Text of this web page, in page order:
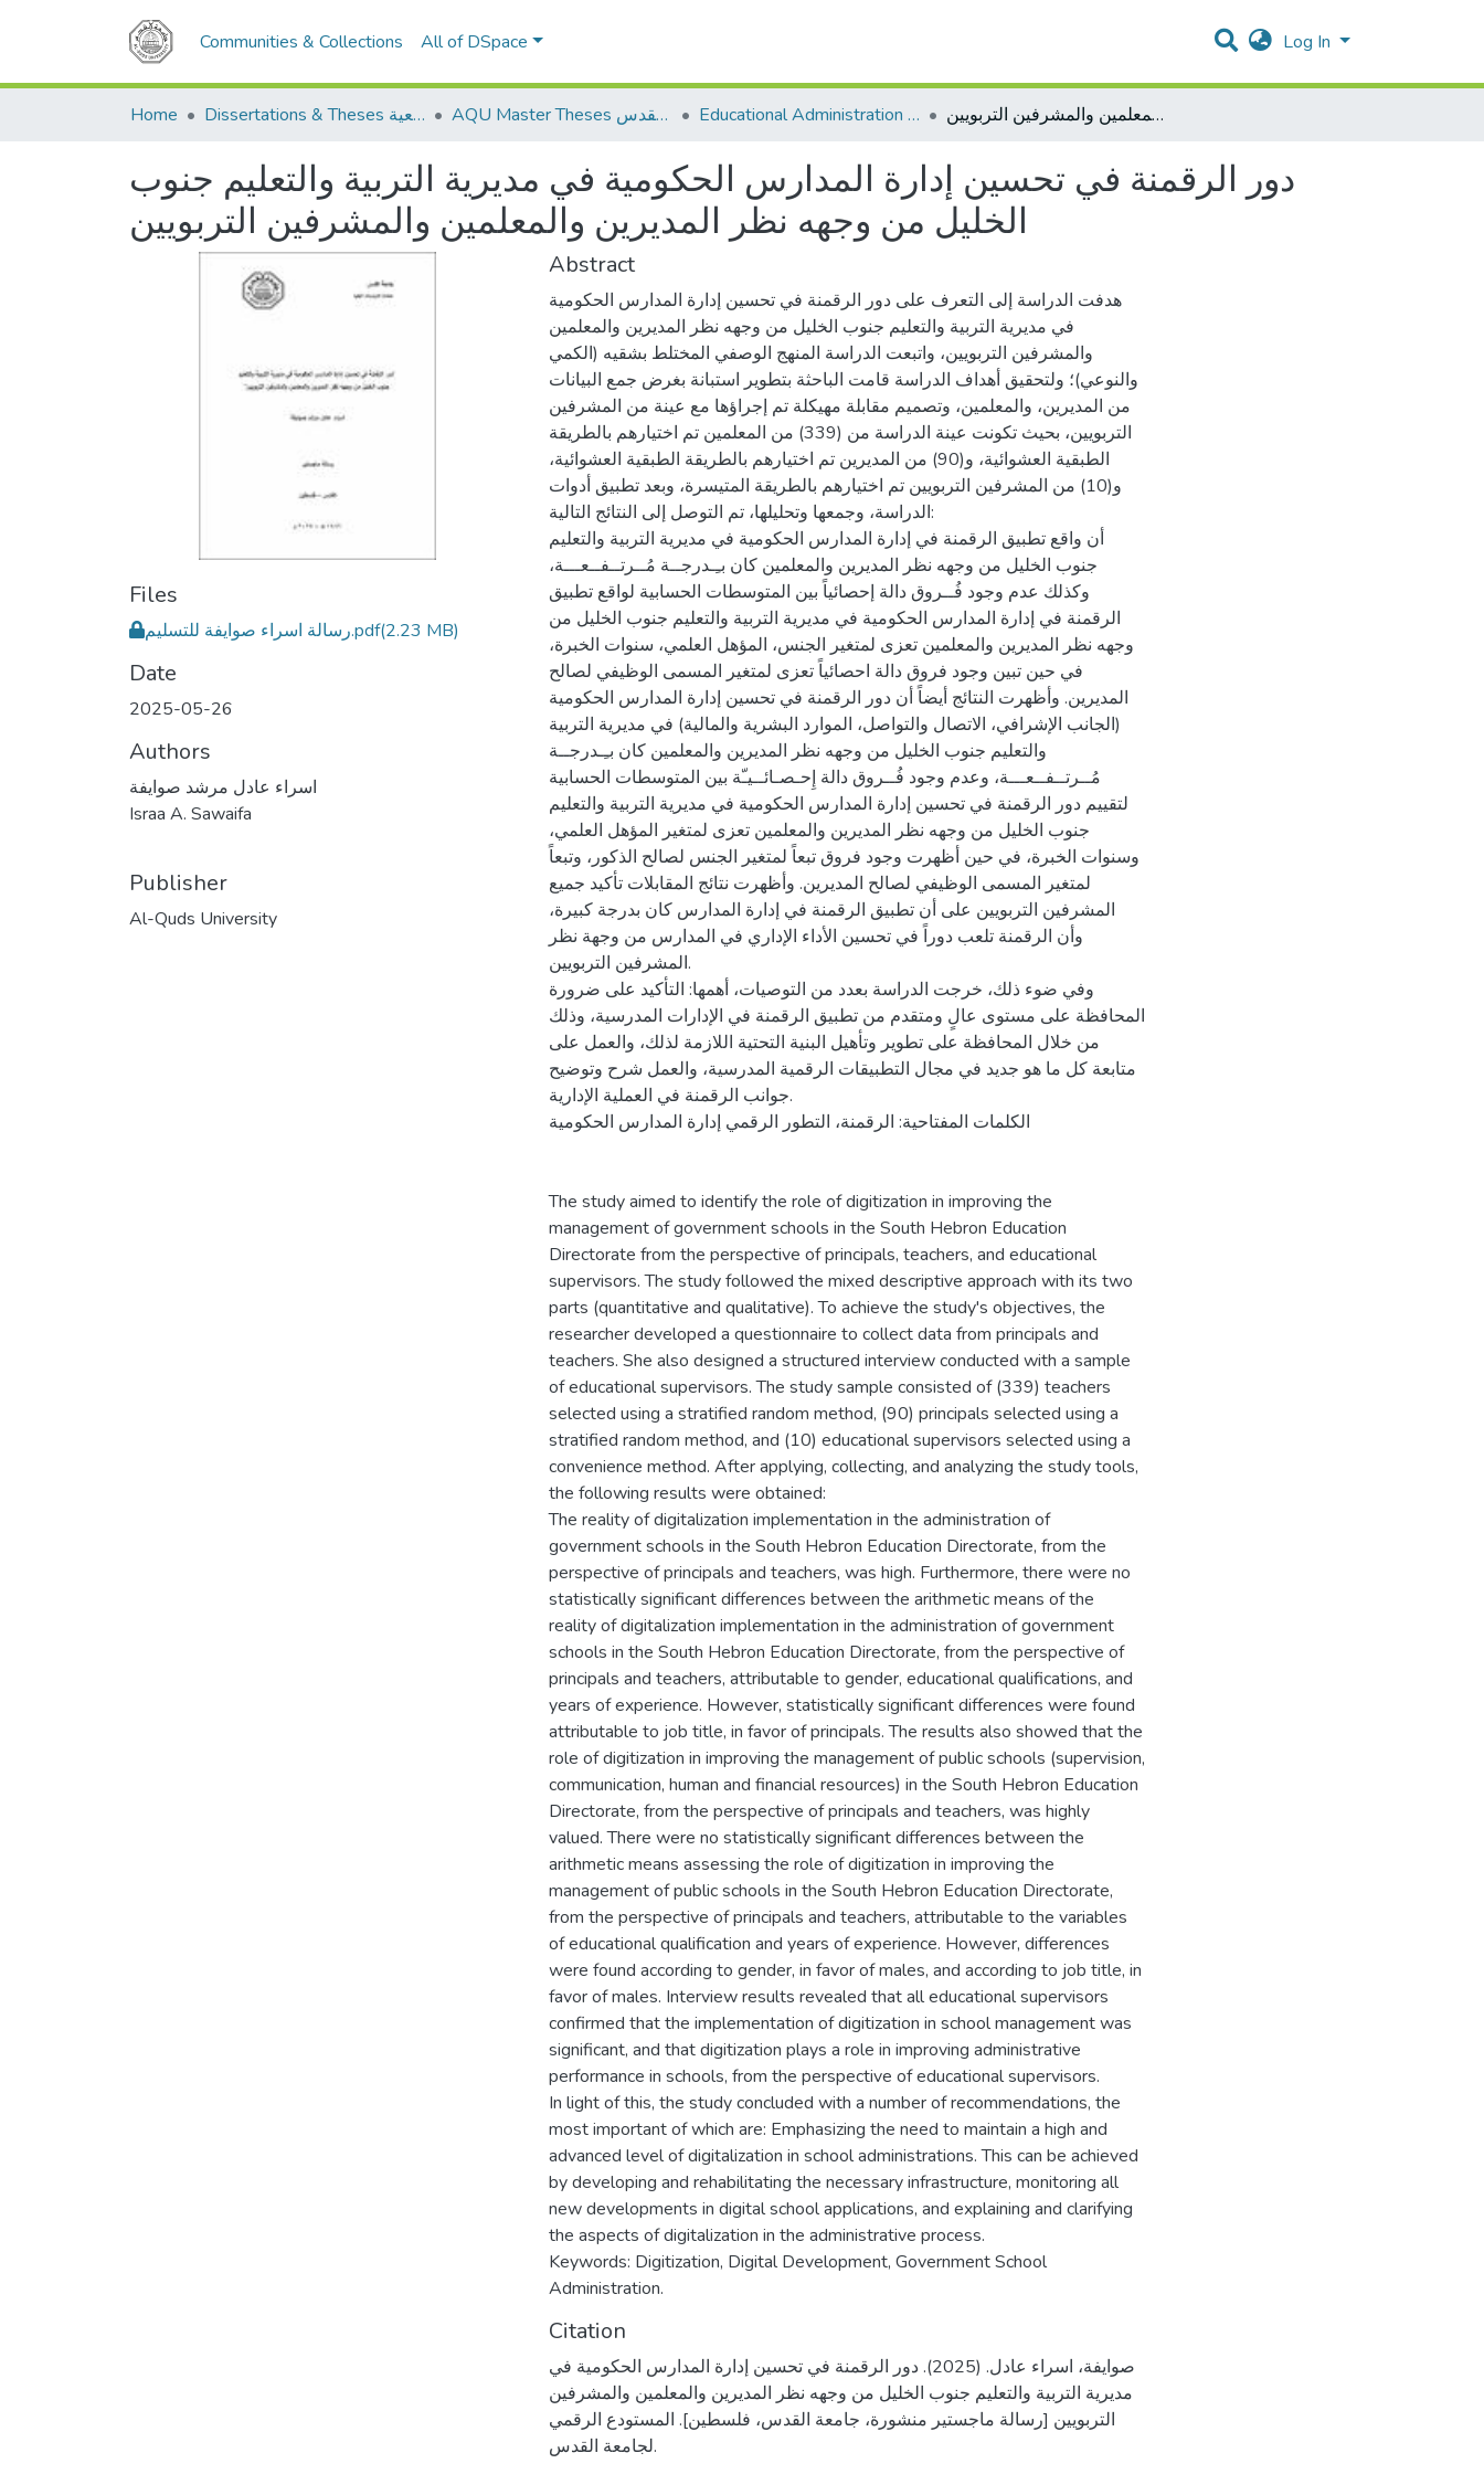
Communities & Collections All of DSpace Log In
Home Dissertations & Theses الرسائل الجامعية AQU Master Theses الرسائل الجامعية الخاصة بجامعة القدس Educational Administration الادارة التربوية دور الرقمنة في تحسين إدارة المدارس الحكومية في مديرية التربية والتعليم جنوب الخليل من وجهه نظر المديرين والمعلمين والمشرفين التربويين
دور الرقمنة في تحسين إدارة المدارس الحكومية في مديرية التربية والتعليم جنوب
الخليل من وجهه نظر المديرين والمعلمين والمشرفين التربويين
Files
رسالة اسراء صوايفة للتسليم.pdf(2.23 MB)
Date
2025-05-26
Authors
اسراء عادل مرشد صوايفة
Israa A. Sawaifa
Publisher
Al-Quds University
Abstract
هدفت الدراسة إلى التعرف على دور الرقمنة في تحسين إدارة المدارس الحكومية
في مديرية التربية والتعليم جنوب الخليل من وجهه نظر المديرين والمعلمين
والمشرفين التربويين، واتبعت الدراسة المنهج الوصفي المختلط بشقيه (الكمي
والنوعي)؛ ولتحقيق أهداف الدراسة قامت الباحثة بتطوير استبانة بغرض جمع البيانات
من المديرين، والمعلمين، وتصميم مقابلة مهيكلة تم إجراؤها مع عينة من المشرفين
التربويين، بحيث تكونت عينة الدراسة من (339) من المعلمين تم اختيارهم بالطريقة
الطبقية العشوائية، و(90) من المديرين تم اختيارهم بالطريقة الطبقية العشوائية،
و(10) من المشرفين التربويين تم اختيارهم بالطريقة المتيسرة، وبعد تطبيق أدوات
الدراسة، وجمعها وتحليلها، تم التوصل إلى النتائج التالية:
أن واقع تطبيق الرقمنة في إدارة المدارس الحكومية في مديرية التربية والتعليم
جنوب الخليل من وجهه نظر المديرين والمعلمين كان بـِـدرجــة مُــرتــفــعـــة،
وكذلك عدم وجود فُــروق دالة إحصائياً بين المتوسطات الحسابية لواقع تطبيق
الرقمنة في إدارة المدارس الحكومية في مديرية التربية والتعليم جنوب الخليل من
وجهه نظر المديرين والمعلمين تعزى لمتغير الجنس، المؤهل العلمي، سنوات الخبرة،
في حين تبين وجود فروق دالة احصائياً تعزى لمتغير المسمى الوظيفي لصالح
المديرين. وأظهرت النتائج أيضاً أن دور الرقمنة في تحسين إدارة المدارس الحكومية
(الجانب الإشرافي، الاتصال والتواصل، الموارد البشرية والمالية) في مديرية التربية
والتعليم جنوب الخليل من وجهه نظر المديرين والمعلمين كان بـِـدرجــة
مُــرتــفــعـــة، وعدم وجود فُــروق دالة إِحـصـائــيـّة بين المتوسطات الحسابية
لتقييم دور الرقمنة في تحسين إدارة المدارس الحكومية في مديرية التربية والتعليم
جنوب الخليل من وجهه نظر المديرين والمعلمين تعزى لمتغير المؤهل العلمي،
وسنوات الخبرة، في حين أظهرت وجود فروق تبعاً لمتغير الجنس لصالح الذكور، وتبعاً
لمتغير المسمى الوظيفي لصالح المديرين. وأظهرت نتائج المقابلات تأكيد جميع
المشرفين التربويين على أن تطبيق الرقمنة في إدارة المدارس كان بدرجة كبيرة،
وأن الرقمنة تلعب دوراً في تحسين الأداء الإداري في المدارس من وجهة نظر
المشرفين التربويين.
وفي ضوء ذلك، خرجت الدراسة بعدد من التوصيات، أهمها: التأكيد على ضرورة
المحافظة على مستوى عالٍ ومتقدم من تطبيق الرقمنة في الإدارات المدرسية، وذلك
من خلال المحافظة على تطوير وتأهيل البنية التحتية اللازمة لذلك، والعمل على
متابعة كل ما هو جديد في مجال التطبيقات الرقمية المدرسية، والعمل شرح وتوضيح
جوانب الرقمنة في العملية الإدارية.
الكلمات المفتاحية: الرقمنة، التطور الرقمي إدارة المدارس الحكومية
The study aimed to identify the role of digitization in improving the
management of government schools in the South Hebron Education
Directorate from the perspective of principals, teachers, and educational
supervisors. The study followed the mixed descriptive approach with its two
parts (quantitative and qualitative). To achieve the study's objectives, the
researcher developed a questionnaire to collect data from principals and
teachers. She also designed a structured interview conducted with a sample
of educational supervisors. The study sample consisted of (339) teachers
selected using a stratified random method, (90) principals selected using a
stratified random method, and (10) educational supervisors selected using a
convenience method. After applying, collecting, and analyzing the study tools,
the following results were obtained:
The reality of digitalization implementation in the administration of
government schools in the South Hebron Education Directorate, from the
perspective of principals and teachers, was high. Furthermore, there were no
statistically significant differences between the arithmetic means of the
reality of digitalization implementation in the administration of government
schools in the South Hebron Education Directorate, from the perspective of
principals and teachers, attributable to gender, educational qualifications, and
years of experience. However, statistically significant differences were found
attributable to job title, in favor of principals. The results also showed that the
role of digitization in improving the management of public schools (supervision,
communication, human and financial resources) in the South Hebron Education
Directorate, from the perspective of principals and teachers, was highly
valued. There were no statistically significant differences between the
arithmetic means assessing the role of digitization in improving the
management of public schools in the South Hebron Education Directorate,
from the perspective of principals and teachers, attributable to the variables
of educational qualification and years of experience. However, differences
were found according to gender, in favor of males, and according to job title, in
favor of males. Interview results revealed that all educational supervisors
confirmed that the implementation of digitization in school management was
significant, and that digitization plays a role in improving administrative
performance in schools, from the perspective of educational supervisors.
In light of this, the study concluded with a number of recommendations, the
most important of which are: Emphasizing the need to maintain a high and
advanced level of digitalization in school administrations. This can be achieved
by developing and rehabilitating the necessary infrastructure, monitoring all
new developments in digital school applications, and explaining and clarifying
the aspects of digitalization in the administrative process.
Keywords: Digitization, Digital Development, Government School
Administration.
Citation
صوايفة، اسراء عادل. (2025). دور الرقمنة في تحسين إدارة المدارس الحكومية في
مديرية التربية والتعليم جنوب الخليل من وجهه نظر المديرين والمعلمين والمشرفين
التربويين [رسالة ماجستير منشورة، جامعة القدس، فلسطين]. المستودع الرقمي
لجامعة القدس.